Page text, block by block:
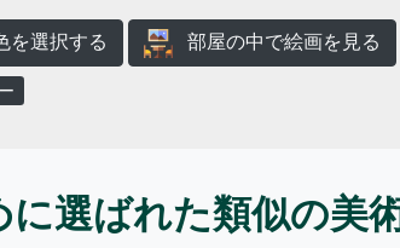
選択する 部屋の中で絵画を見る
選ばれた類似の美